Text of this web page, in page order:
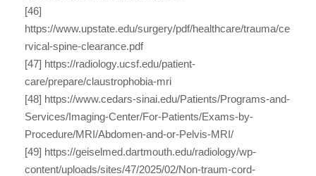
[46]
https://www.upstate.edu/surgery/pdf/healthcare/trauma/ce
rvical-spine-clearance.pdf
[47] https://radiology.ucsf.edu/patient-
care/prepare/claustrophobia-mri
[48] https://www.cedars-sinai.edu/Patients/Programs-and-
Services/Imaging-Center/For-Patients/Exams-by-
Procedure/MRI/Abdomen-and-or-Pelvis-MRI/
[49] https://geiselmed.dartmouth.edu/radiology/wp-
content/uploads/sites/47/2025/02/Non-traum-cord-